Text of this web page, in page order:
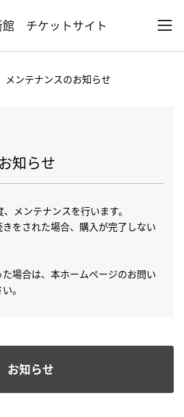
館 チケットサイト
メンテナンスのお知らせ
知らせ
メンテナンスを行います。
きをされた場合、購入が完了しない
場合は、本ホームページのお問い
。
お知らせ